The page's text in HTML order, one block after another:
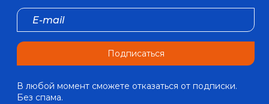
Подписаться
В любой момент сможете отказаться от подписки.
Без спама.